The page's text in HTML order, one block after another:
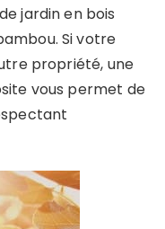
jardin en bois
Si votre
propriété, une
vous permet de